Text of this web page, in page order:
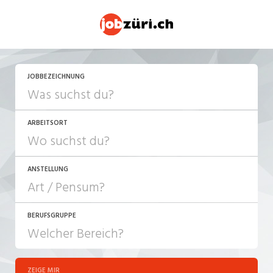
JOBBEZEICHNUNG
ARBEITSORT
ANSTELLUNG
JOB-TYP
Festanstellung
BERUFSGRUPPE
ZEIGE MIR